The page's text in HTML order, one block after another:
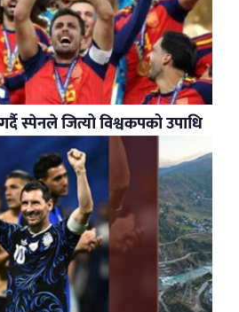
स्पेनले जित्यो विश्वकपको उपाधि